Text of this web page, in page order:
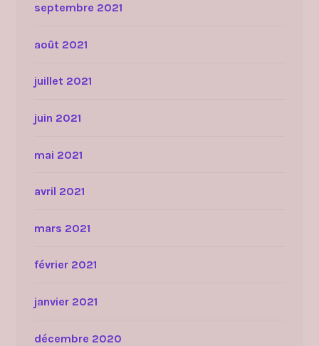
septembre 2021
août 2021
juillet 2021
juin 2021
mai 2021
avril 2021
mars 2021
février 2021
janvier 2021
décembre 2020